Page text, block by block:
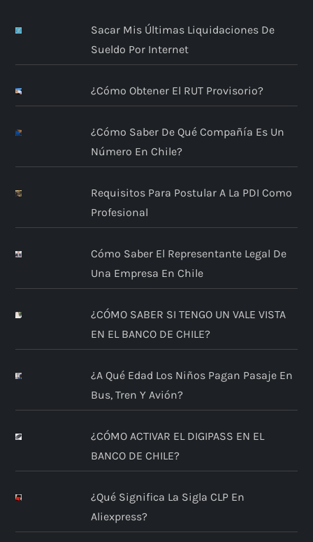
Sacar Mis Últimas Liquidaciones De
Sueldo Por Internet
¿Cómo Obtener El RUT Provisorio?
¿Cómo Saber De Qué Compañía Es Un
Número En Chile?
Requisitos Para Postular A La PDI Como
Profesional
Cómo Saber El Representante Legal De
Una Empresa En Chile
¿CÓMO SABER SI TENGO UN VALE VISTA
EN EL BANCO DE CHILE?
¿A Qué Edad Los Niños Pagan Pasaje En
Bus, Tren Y Avión?
¿CÓMO ACTIVAR EL DIGIPASS EN EL
BANCO DE CHILE?
¿Qué Significa La Sigla CLP En
Aliexpress?